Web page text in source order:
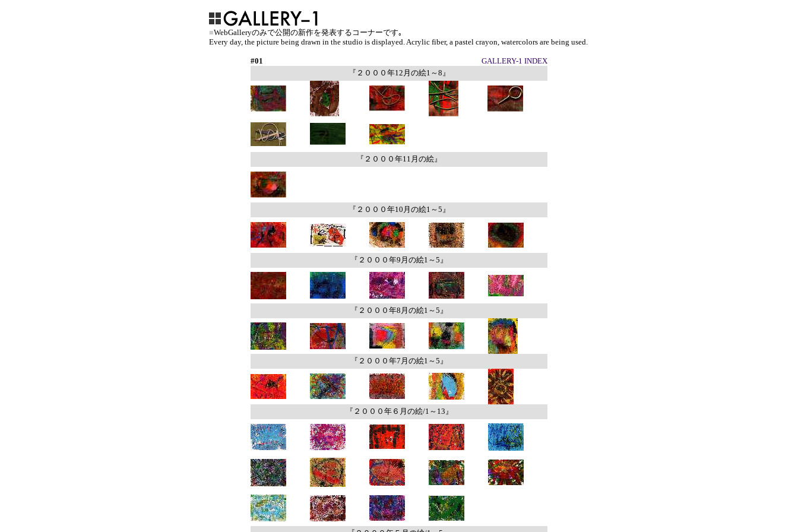
■WebGalleryのみで公開の新作を発表するコーナーです｡
Every day, the picture being drawn in the studio is displayed. Acrylic fiber, a pastel crayon, watercolors are being used.
#01
GALLERY-1 INDEX
『２０００年12月の絵1～8』
『２０００年11月の絵』
『２０００年10月の絵1～5』
『２０００年9月の絵1～5』
『２０００年8月の絵1～5』
『２０００年7月の絵1～5』
『２０００年６月の絵/1～13』